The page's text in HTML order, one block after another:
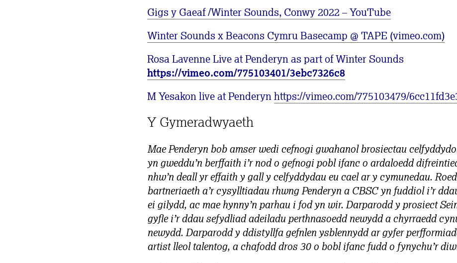
Gigs y Gaeaf /Winter Sounds, Conwy 2022 – YouTube
Winter Sounds x Beacons Cymru Basecamp @ TAPE (vimeo.com)
Rosa Lavenne Live at Penderyn as part of Winter Sounds
https://vimeo.com/775103401/3ebc7326c8
M Yesakon live at Penderynhttps://vimeo.com/775103479/
Y Gymeradwyaeth
Mae Penderyn bob amser wedi cefnogi gwahanol brosiectau
yn gweddu’n berffaith i’r nod o gefnogi pobl ifanc o ardaloedd
nhw’n deall yr effaith y gall y celfyddydau eu cael ar y cymunedau.
bartneriaeth a’r cysylltiadau rhwng Penderyn a CBSC yn fuddiol i’r
ei gilydd, ac mae hynny’n parhau i fod yn wir. Darparodd y prosiect
gyfle i’r ddau sefydliad adeiladu perthnasoedd newydd a chyrraedd
newydd. Darparodd y ddistyllfa gefnlen ysblennydd ar gyfer
artist lleol talentog, a chafodd dros 30 o bobl ifanc fudd o fynychu’r